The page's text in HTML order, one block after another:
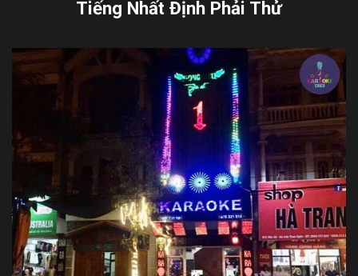
Tiếng Nhất Định Phải Thử